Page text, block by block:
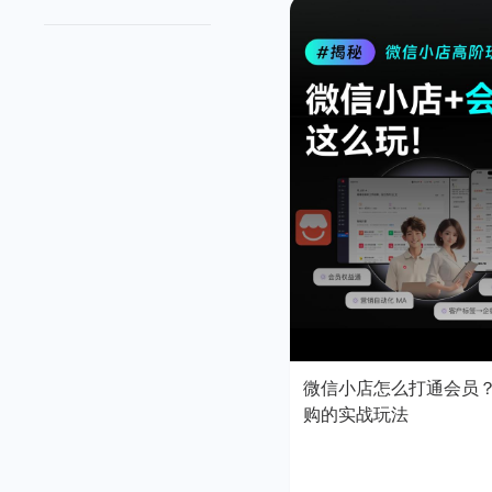
微信小店怎么打通会员
购的实战玩法